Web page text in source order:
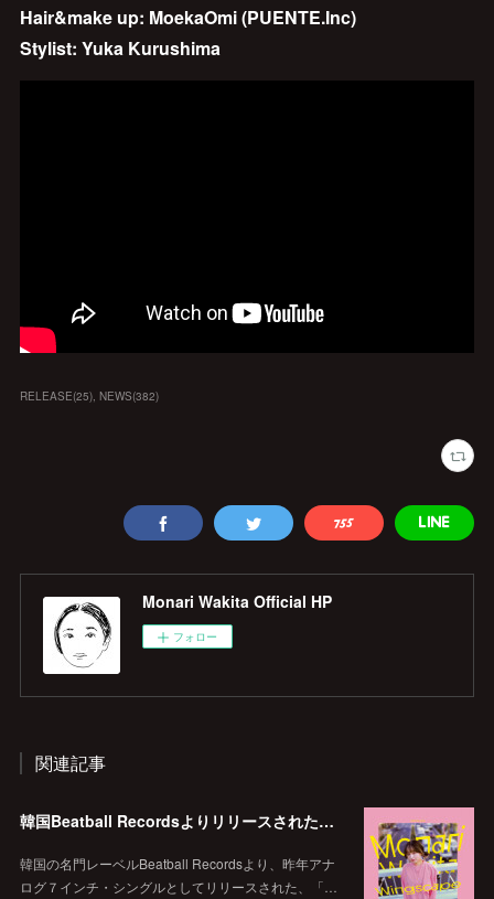
Hair&make up: MoekaOmi (PUENTE.Inc)
Stylist: Yuka Kurushima
RELEASE(25) NEWS(382)
Monari Wakita Official HP
フォロー
関連記事
韓国Beatball Recordsよりリリースされた「WINGSCAPE」（Korean ver.）VIVID SOUNDで、1/28(日)発売決定！
韓国の名門レーベルBeatball Recordsより、昨年アナ
ログ７インチ・シングルとしてリリースされた、「…